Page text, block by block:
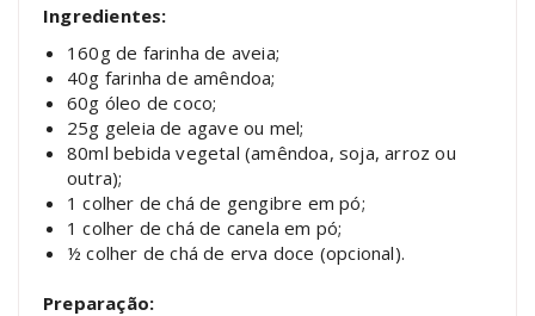
Ingredientes:
160g de farinha de aveia;
40g farinha de amêndoa;
60g óleo de coco;
25g geleia de agave ou mel;
80ml bebida vegetal (amêndoa, soja, arroz ou
outra);
1 colher de chá de gengibre em pó;
1 colher de chá de canela em pó;
½ colher de chá de erva doce (opcional).
Preparação: